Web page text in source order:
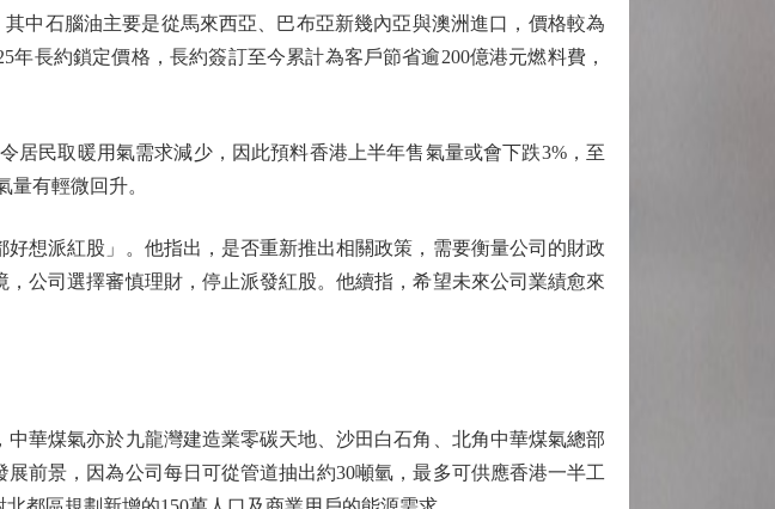
石腦油主要是從馬來西亞、巴布亞新幾內亞與澳洲進口，價格較為
長約鎖定價格，長約簽訂至今累計為客戶節省逾200億港元燃料費，
民取暖用氣需求減少，因此預料香港上半年售氣量或會下跌3%，至
有輕微回升。
派紅股」。他指出，是否重新推出相關政策，需要衡量公司的財政
公司選擇審慎理財，停止派發紅股。他續指，希望未來公司業績愈來
煤氣亦於九龍灣建造業零碳天地、沙田白石角、北角中華煤氣總部
前景，因為公司每日可從管道抽出約30噸氫，最多可供應香港一半工